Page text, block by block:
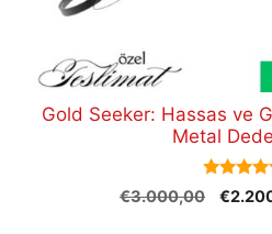
Gold Seeker: Hassas ve
Metal
5.00
out of
€3.000,00
Orijinal
€